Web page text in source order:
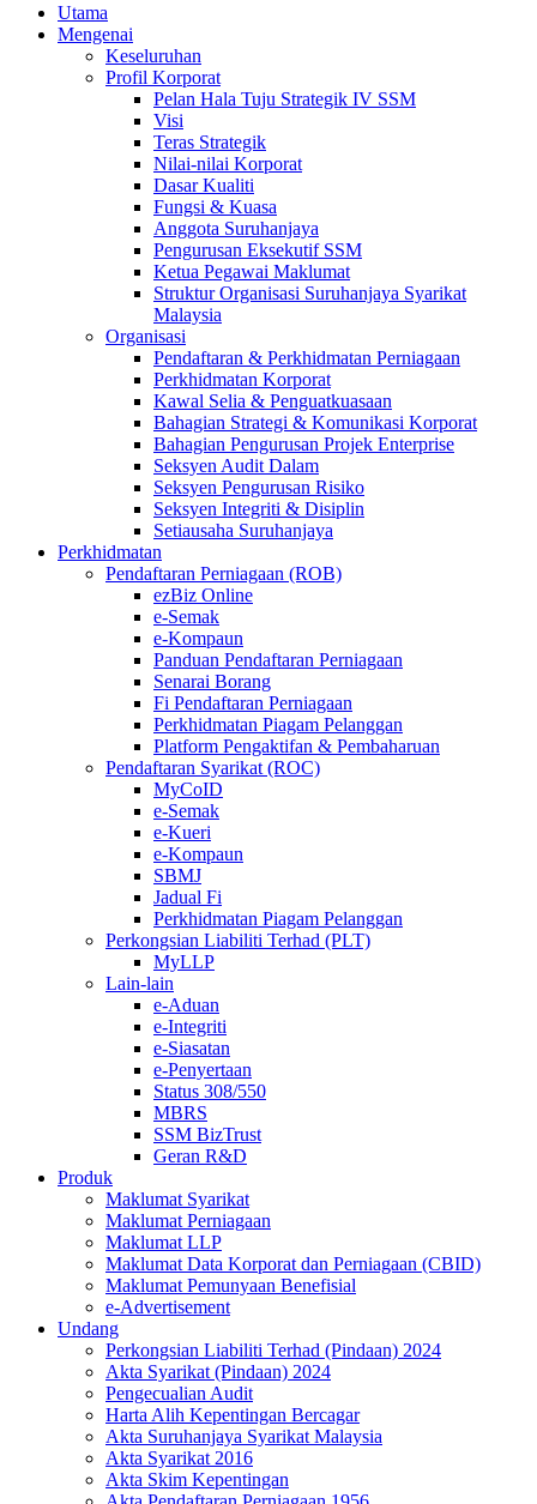
Utama
Mengenai
Keseluruhan
Profil Korporat
Pelan Hala Tuju Strategik IV SSM
Visi
Teras Strategik
Nilai-nilai Korporat
Dasar Kualiti
Fungsi & Kuasa
Anggota Suruhanjaya
Pengurusan Eksekutif SSM
Ketua Pegawai Maklumat
Struktur Organisasi Suruhanjaya Syarikat
Malaysia
Organisasi
Pendaftaran & Perkhidmatan Perniagaan
Perkhidmatan Korporat
Kawal Selia & Penguatkuasaan
Bahagian Strategi & Komunikasi Korporat
Bahagian Pengurusan Projek Enterprise
Seksyen Audit Dalam
Seksyen Pengurusan Risiko
Seksyen Integriti & Disiplin
Setiausaha Suruhanjaya
Perkhidmatan
Pendaftaran Perniagaan (ROB)
ezBiz Online
e-Semak
e-Kompaun
Panduan Pendaftaran Perniagaan
Senarai Borang
Fi Pendaftaran Perniagaan
Perkhidmatan Piagam Pelanggan
Platform Pengaktifan & Pembaharuan
Pendaftaran Syarikat (ROC)
MyCoID
e-Semak
e-Kueri
e-Kompaun
SBMJ
Jadual Fi
Perkhidmatan Piagam Pelanggan
Perkongsian Liabiliti Terhad (PLT)
MyLLP
Lain-lain
e-Aduan
e-Integriti
e-Siasatan
e-Penyertaan
Status 308/550
MBRS
SSM BizTrust
Geran R&D
Produk
Maklumat Syarikat
Maklumat Perniagaan
Maklumat LLP
Maklumat Data Korporat dan Perniagaan (CBID)
Maklumat Pemunyaan Benefisial
e-Advertisement
Undang
Perkongsian Liabiliti Terhad (Pindaan) 2024​​​​​​​​​​​​​
Akta Syarikat (Pindaan) 2024​​​​​​​​​​​​
Pengecualian Audit
Harta Alih Kepentingan Bercagar
Akta Suruhanjaya Syarikat Malaysia
Akta Syarikat 2016
Akta Skim Kepentingan